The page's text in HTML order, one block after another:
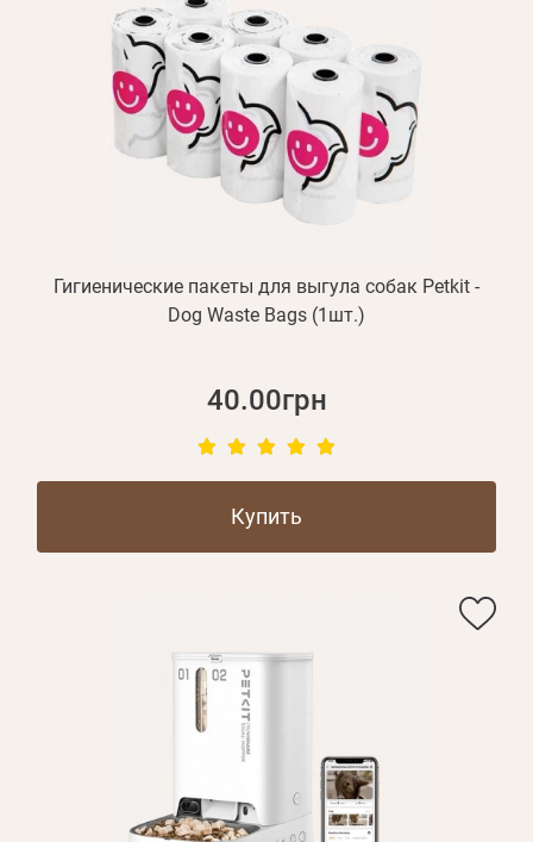
Гигиенические пакеты для выгула собак Petkit -
Dog Waste Bags (1шт.)
40.00грн
Купить